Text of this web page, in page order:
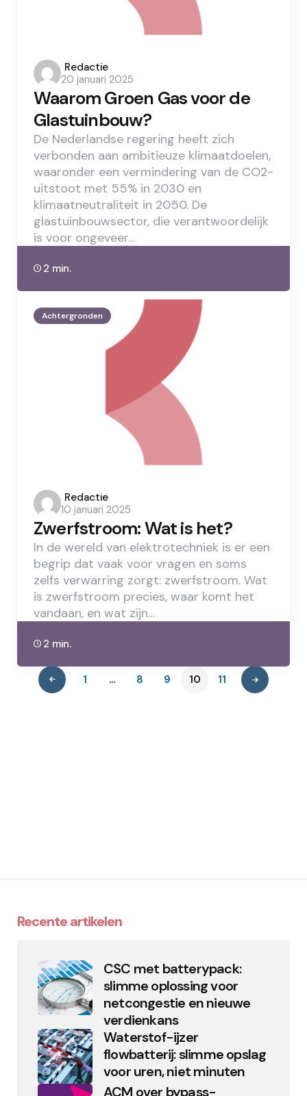
Posted
by
Redactie
20 januari 2025
Waarom Groen Gas voor de
Glastuinbouw?
De Nederlandse regering heeft zich
verbonden aan ambitieuze klimaatdoelen,
waaronder een vermindering van de CO2-
uitstoot met 55% in 2030 en
klimaatneutraliteit in 2050. De
glastuinbouwsector, die verantwoordelijk
is voor ongeveer…
2 min.
Achtergronden
Posted
by
Redactie
10 januari 2025
Zwerfstroom: Wat is het?
In de wereld van elektrotechniek is er een
begrip dat vaak voor vragen en soms
zelfs verwarring zorgt: zwerfstroom. Wat
is zwerfstroom precies, waar komt het
vandaan, en wat zijn…
2 min.
1 … 8 9 10 11
Recente artikelen
CSC met batterypack:
slimme oplossing voor
netcongestie en nieuwe
verdienkans
Waterstof-ijzer
flowbatterij: slimme opslag
voor uren, niet minuten
ACM over bypass-